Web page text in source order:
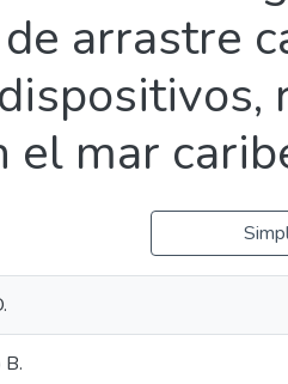
arrastre
el mar
B.